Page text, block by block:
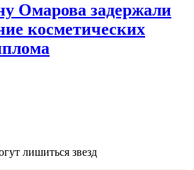
Омарова задержали
косметических
лишиться звезд